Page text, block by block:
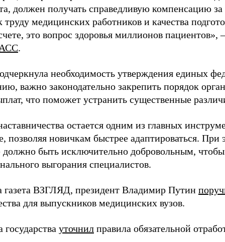
должен получать справедливую компенсацию за
труду медицинских работников и качества
это вопрос здоровья миллионов пациентов»,
.
необходимость утверждения единых
важно законодательно закрепить порядок
что поможет устранить существенные
остается одним из главных
позволяя новичкам быстрее адаптироваться. При
быть исключительно добровольным, чтобы
выгорания специалистов.
газета ВЗГЛЯД, президент Владимир Путин
для выпускников медицинских вузов.
государства уточнил правила обязательной